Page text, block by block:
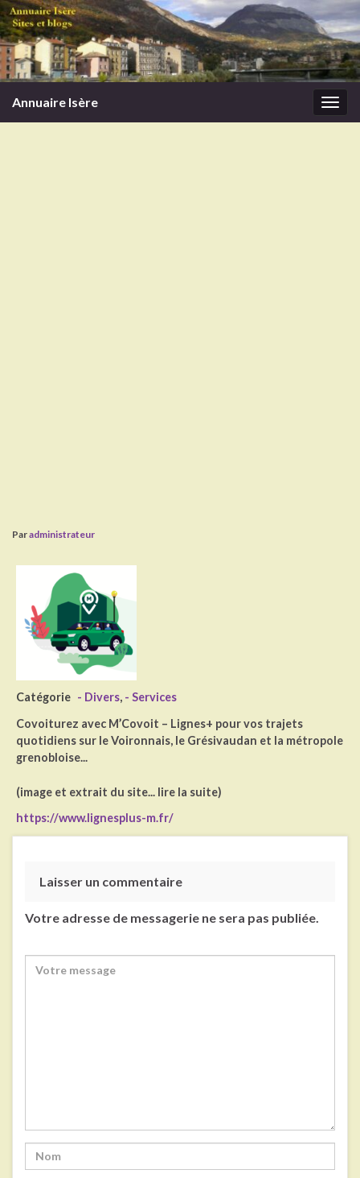
Annuaire Isère
Paradministrateur
Catégorie - Divers, - Services
Covoiturez avec M’Covoit – Lignes+ pour vos trajets
quotidiens sur le Voironnais, le Grésivaudan et la métropole
grenobloise...
(image et extrait du site... lire la suite)
https://www.lignesplus-m.fr/
Laisser un commentaire
Votre adresse de messagerie ne sera pas publiée.